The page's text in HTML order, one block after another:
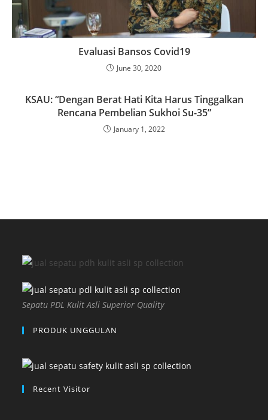
Evaluasi Bansos Covid19
June 30, 2020
KSAU: “Dengan Berat Hati Kita Harus Tinggalkan
Rencana Pembelian Sukhoi Su-35”
January 1, 2022
Sepatu PDL Kulit Asli Superior Quality
PRODUK UNGGULAN
Recent Visitor